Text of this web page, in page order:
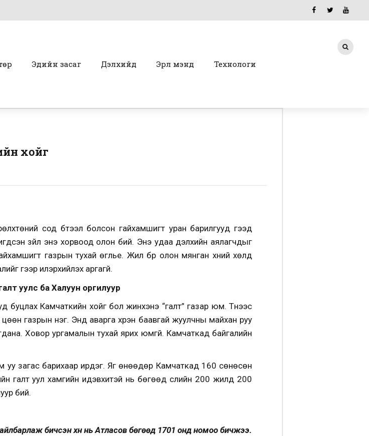
Эдийн засаг Дэлхийд Эрүүл мэнд Технологи
хойг
сод бүтээл болсон гайхамшигт уран барилгууд гээд
зүйл энэ хорвоод олон бий. Энэ удаа дэлхийн аялагчдыг
газрын тухай өгүүлье. Жил бүр олон мянган хүний хөлд
үгээр илэрхийлэх аргагүй.
уулс ба Халуун оргилуур
буцлах Камчаткийн хойг бол жинхэнэ “галт” газар юм. Түүнээс
цөөн газрын нэг. Энд аварга хүрэн баавгай жуулчны майхан руу
Ховор ургамалын тухай ярих юмгүй. Камчаткад байгалийн
уу загас барихаар ирдэг. Яг өнөөдөр Камчаткад 160 сөнөсөн
галт уул хамгийн идэвхитэй нь бөгөөд сүүлийн 200 жилд 200
бий.
бичсэн хүн нь Атласов бөгөөд 1701 онд номоо бичжээ.